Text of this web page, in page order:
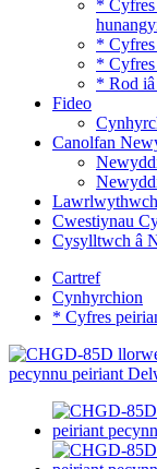
*
* Cyfres
*
* Rod
Fideo
Canolfan
Lawrlwythwch
Cwestiynau
Cysylltwch â
Cartref
Cynhyrchion
* Cyfres